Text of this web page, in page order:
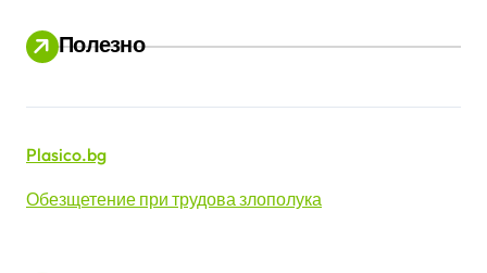
Полезно
Plasico.bg
Обезщетение при трудова злополука